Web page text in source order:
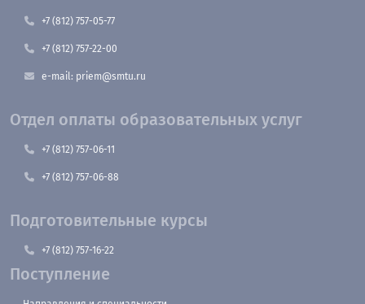
+7 (812) 757-05-77
+7 (812) 757-22-00
e-mail: priem@smtu.ru
Отдел оплаты образовательных услуг
+7 (812) 757-06-11
+7 (812) 757-06-88
Подготовительные курсы
+7 (812) 757-16-22
Поступление